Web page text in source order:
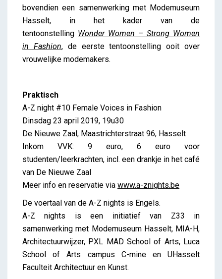
bovendien een samenwerking met Modemuseum
Hasselt, in het kader van de
tentoonstelling Wonder Women – Strong Women
in Fashion, de eerste tentoonstelling ooit over
vrouwelijke modemakers.
Praktisch
A-Z night #10 Female Voices in Fashion
Dinsdag 23 april 2019, 19u30
De Nieuwe Zaal, Maastrichterstraat 96, Hasselt
Inkom VVK: 9 euro, 6 euro voor
studenten/leerkrachten, incl. een drankje in het café
van De Nieuwe Zaal
Meer info en reservatie via www.a-znights.be
De voertaal van de A-Z nights is Engels.
A-Z nights is een initiatief van Z33 in
samenwerking met Modemuseum Hasselt, MIA-H,
Architectuurwijzer, PXL MAD School of Arts, Luca
School of Arts campus C-mine en UHasselt
Faculteit Architectuur en Kunst.